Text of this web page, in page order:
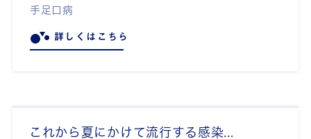
手足口病
詳しくはこちら
これから夏にかけて流行する感染...